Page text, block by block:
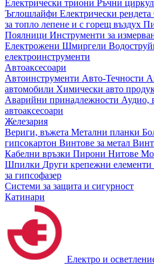
Електрически триони Ръчни
Ъглошлайфи Електрически рендета
за топло лепене и с горещ въздух
Поялници Инструменти за
Електрожени Шмиргели
електроинструменти
Автоаксесоари
Автоинструменти Авто-Течности
автомобили Химически авто
Аварийни принадлежности Аудио,
автоаксесоари
Железария
Вериги, въжета Метални планки
гипсокартон Винтове за метал
Кабелни връзки Пирони Нитове
Шпилки Други крепежни елементи
за гипсофазер
Системи за защита и сигурност
Катинари
Електро и